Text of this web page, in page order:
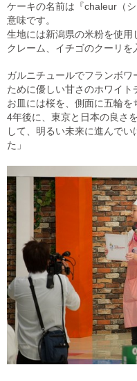
ケーキの名前は『chaleur（
意味です。
生地には新潟県の米粉を使用
クレーム、イチゴのクーリを
ガルニチュールでフランボ
ために優しい甘さのホワイト
お皿には桜を、側面に五輪を
4年後に、東京と日本の良さ
して、明るい未来に進んで
た」